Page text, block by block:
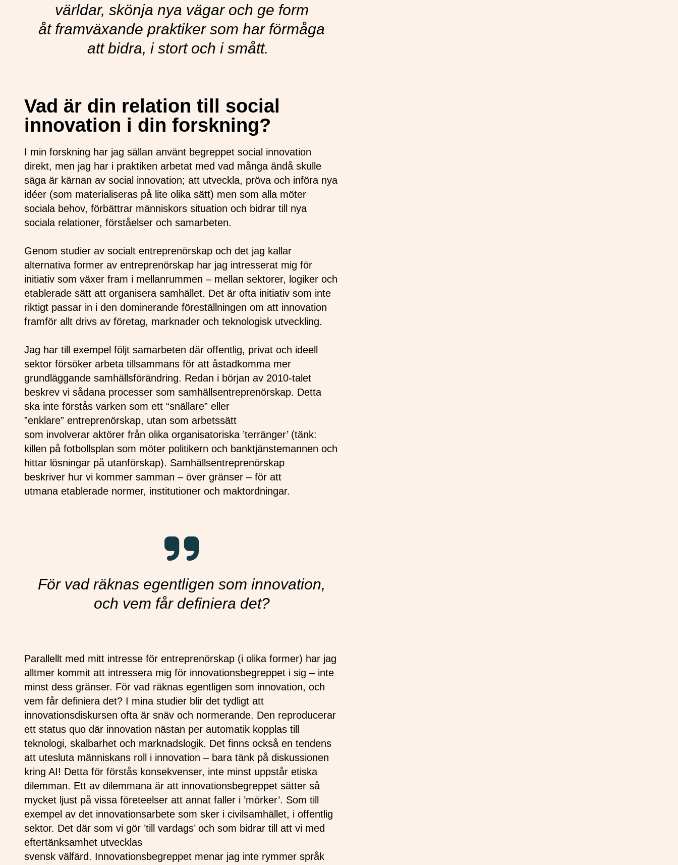
världar, skönja nya vägar och ge form
åt framväxande praktiker som har förmåga
att bidra, i stort och i smått.
Vad är din relation till social
innovation i din forskning?
I min forskning har jag sällan använt begreppet social innovation
direkt, men jag har i praktiken arbetat med vad många ändå skulle
säga är kärnan av social innovation; att utveckla, pröva och införa nya
idéer (som materialiseras på lite olika sätt) men som alla möter
sociala behov, förbättrar människors situation och bidrar till nya
sociala relationer, förståelser och samarbeten.
Genom studier av socialt entreprenörskap och det jag kallar
alternativa former av entreprenörskap har jag intresserat mig för
initiativ som växer fram i mellanrummen – mellan sektorer, logiker och
etablerade sätt att organisera samhället. Det är ofta initiativ som inte
riktigt passar in i den dominerande föreställningen om att innovation
framför allt drivs av företag, marknader och teknologisk utveckling.
Jag har till exempel följt samarbeten där offentlig, privat och ideell
sektor försöker arbeta tillsammans för att åstadkomma mer
grundläggande samhällsförändring. Redan i början av 2010-talet
beskrev vi sådana processer som samhällsentreprenörskap. Detta
ska inte förstås varken som ett “snällare” eller
”enklare” entreprenörskap, utan som arbetssätt
som involverar aktörer från olika organisatoriska ’terränger’ (tänk:
killen på fotbollsplan som möter politikern och banktjänstemannen och
hittar lösningar på utanförskap). Samhällsentreprenörskap
beskriver hur vi kommer samman – över gränser – för att
utmana etablerade normer, institutioner och maktordningar.
För vad räknas egentligen som innovation,
och vem får definiera det?
Parallellt med mitt intresse för entreprenörskap (i olika former) har jag
alltmer kommit att intressera mig för innovationsbegreppet i sig – inte
minst dess gränser. För vad räknas egentligen som innovation, och
vem får definiera det? I mina studier blir det tydligt att
innovationsdiskursen ofta är snäv och normerande. Den reproducerar
ett status quo där innovation nästan per automatik kopplas till
teknologi, skalbarhet och marknadslogik. Det finns också en tendens
att utesluta människans roll i innovation – bara tänk på diskussionen
kring AI! Detta för förstås konsekvenser, inte minst uppstår etiska
dilemman. Ett av dilemmana är att innovationsbegreppet sätter så
mycket ljust på vissa företeelser att annat faller i ’mörker’. Som till
exempel av det innovationsarbete som sker i civilsamhället, i offentlig
sektor. Det där som vi gör ’till vardags’ och som bidrar till att vi med
eftertänksamhet utvecklas
svensk välfärd. Innovationsbegreppet menar jag inte rymmer språk